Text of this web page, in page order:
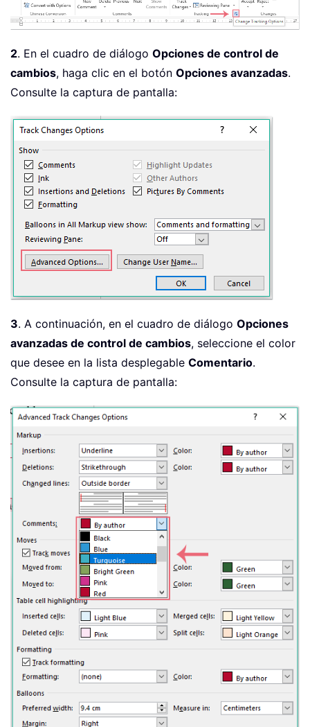
2. En el cuadro de diálogo Opciones de control de
cambios, haga clic en el botón Opciones avanzadas.
Consulte la captura de pantalla:
3. A continuación, en el cuadro de diálogo Opciones
avanzadas de control de cambios, seleccione el color
que desee en la lista desplegable Comentario.
Consulte la captura de pantalla: